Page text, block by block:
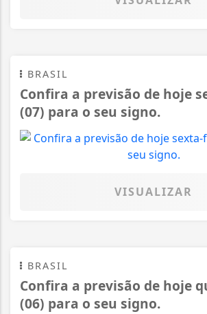
BRASIL
Confira a previsão de hoje
(07) para o seu signo.
VISUALIZAR
BRASIL
Confira a previsão de hoje
(06) para o seu signo.